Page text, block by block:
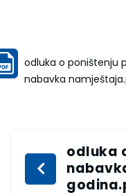
odluka o poništenju
nabavka
odluka